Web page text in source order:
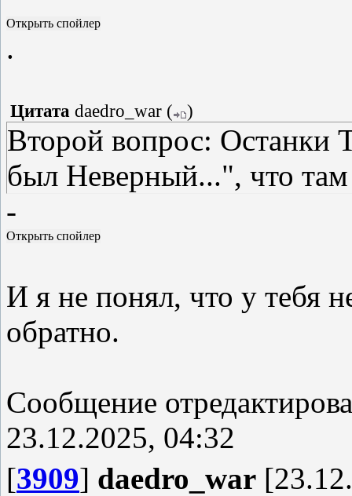
этому огробогу надо? Я
что-то положить, либо на
.
Цитата daedro_war ( )
Второй вопрос: Останки
был Неверный...", что там
-
И я не понял, что у тебя
обратно.
Сообщение
23.12.2025, 04:32
[3909] daedro_war